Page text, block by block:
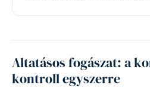
Altatásos fogászat: a
kontroll egyszerre